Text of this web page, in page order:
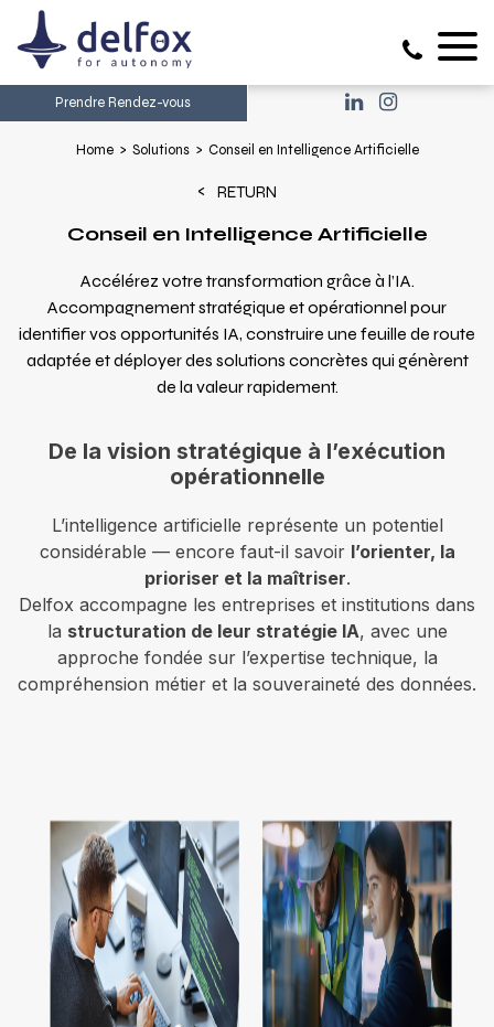
Prendre Rendez-vous
Home Solutions Conseil en Intelligence Artificielle
RETURN
Conseil en Intelligence Artificielle
Accélérez votre transformation grâce à l’IA.
Accompagnement stratégique et opérationnel pour
identifier vos opportunités IA, construire une feuille de route
adaptée et déployer des solutions concrètes qui génèrent
de la valeur rapidement.
De la vision stratégique à l’exécution
opérationnelle
L’intelligence artificielle représente un potentiel
considérable — encore faut-il savoir l’orienter, la
prioriser et la maîtriser.
Delfox accompagne les entreprises et institutions dans
la structuration de leur stratégie IA, avec une
approche fondée sur l’expertise technique, la
compréhension métier et la souveraineté des données.